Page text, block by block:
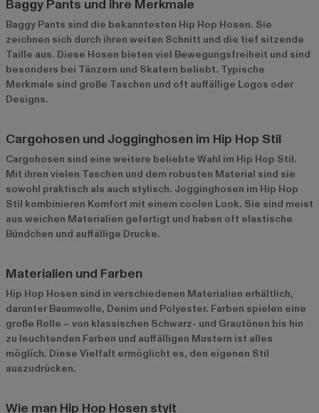
Baggy Pants und ihre Merkmale
Baggy Pants sind die bekanntesten Hip Hop Hosen. Sie
zeichnen sich durch ihren weiten Schnitt und die tief sitzende
Taille aus. Diese Hosen bieten viel Bewegungsfreiheit und sind
besonders bei Tänzern und Skatern beliebt. Typische
Merkmale sind große Taschen und oft auffällige Logos oder
Designs.
Cargohosen und Jogginghosen im Hip Hop Stil
Cargohosen sind eine weitere beliebte Wahl im Hip Hop Stil.
Mit ihren vielen Taschen und dem robusten Material sind sie
sowohl praktisch als auch stylisch. Jogginghosen im Hip Hop
Stil kombinieren Komfort mit einem coolen Look. Sie sind meist
aus weichen Materialien gefertigt und haben oft elastische
Bündchen und auffällige Drucke.
Materialien und Farben
Hip Hop Hosen sind in verschiedenen Materialien erhältlich,
darunter Baumwolle, Denim und Polyester. Farben spielen eine
große Rolle – von klassischen Schwarz- und Grautönen bis hin
zu leuchtenden Farben und auffälligen Mustern ist alles
möglich. Diese Vielfalt ermöglicht es, den eigenen Stil
auszudrücken.
Wie man Hip Hop Hosen stylt